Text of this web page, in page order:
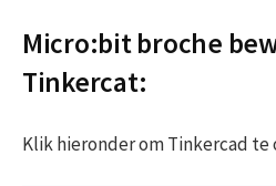
Micro:bit broche
Tinkercat:
Klik hieronder om Tinkercad te